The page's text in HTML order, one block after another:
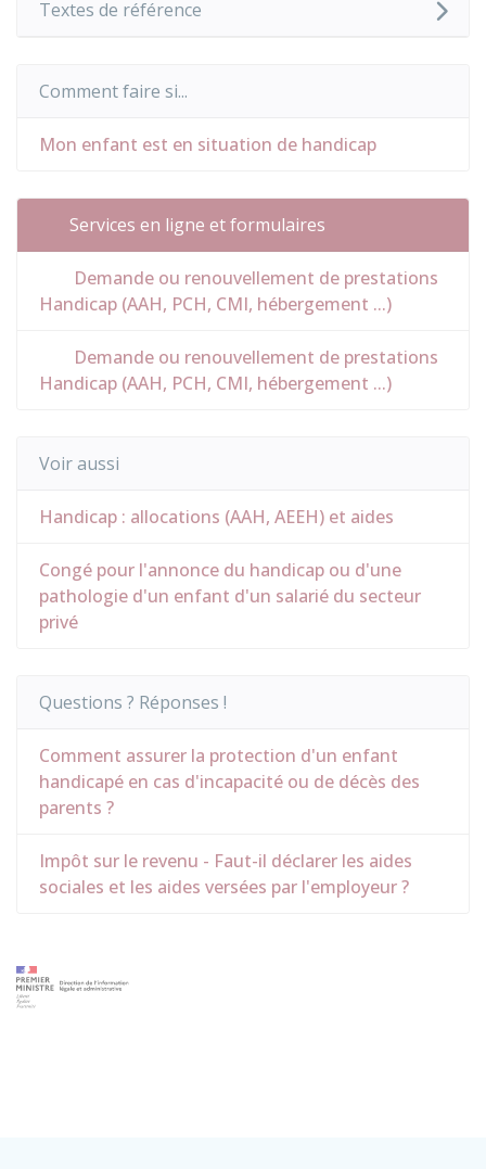
Textes de référence
Comment faire si...
Mon enfant est en situation de handicap
Services en ligne et formulaires
Demande ou renouvellement de prestations
Handicap (AAH, PCH, CMI, hébergement ...)
Demande ou renouvellement de prestations
Handicap (AAH, PCH, CMI, hébergement ...)
Voir aussi
Handicap : allocations (AAH, AEEH) et aides
Congé pour l'annonce du handicap ou d'une
pathologie d'un enfant d'un salarié du secteur
privé
Questions ? Réponses !
Comment assurer la protection d'un enfant
handicapé en cas d'incapacité ou de décès des
parents ?
Impôt sur le revenu - Faut-il déclarer les aides
sociales et les aides versées par l'employeur ?